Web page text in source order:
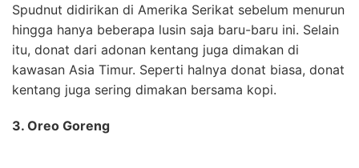
Spudnut didirikan di Amerika Serikat sebelum menurun
hingga hanya beberapa lusin saja baru-baru ini. Selain
itu, donat dari adonan kentang juga dimakan di
kawasan Asia Timur. Seperti halnya donat biasa, donat
kentang juga sering dimakan bersama kopi.
3. Oreo Goreng